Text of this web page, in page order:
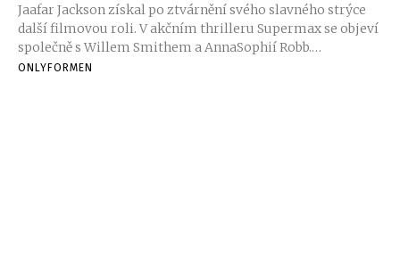
Jaafar Jackson získal po ztvárnění svého slavného strýce
další filmovou roli. V akčním thrilleru Supermax se objeví
společně s Willem Smithem a AnnaSophií Robb.
Podrobnosti o jeho postavě zatím tvůrci tají.
ONLYFORMEN